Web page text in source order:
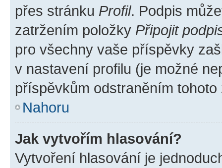
přes stránku Profil. Podpis
zatržením položky Připojit
pro všechny vaše příspěvky
v nastavení profilu (je možné
příspěvkům odstraněním
Nahoru
Jak vytvořím hlasování?
Vytvoření hlasování je